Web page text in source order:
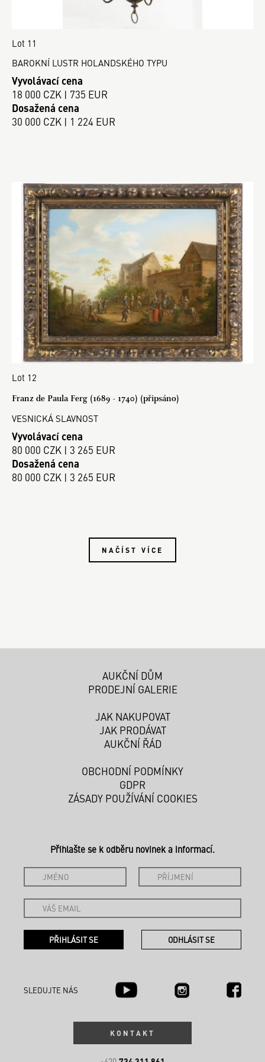
Lot 11
BAROKNÍ LUSTR HOLANDSKÉHO TYPU
Vyvolávací cena
18 000 CZK | 735 EUR
Dosažená cena
30 000 CZK | 1 224 EUR
Lot 12
Franz de Paula Ferg (1689 - 1740) (připsáno)
VESNICKÁ SLAVNOST
Vyvolávací cena
80 000 CZK | 3 265 EUR
Dosažená cena
80 000 CZK | 3 265 EUR
NAČÍST VÍCE
AUKČNÍ DŮM
PRODEJNÍ GALERIE
JAK NAKUPOVAT
JAK PRODÁVAT
AUKČNÍ ŘÁD
OBCHODNÍ PODMÍNKY
GDPR
ZÁSADY POUŽÍVÁNÍ COOKIES
Přihlašte se k odběru novinek a informací.
SLEDUJTE NÁS
KONTAKT